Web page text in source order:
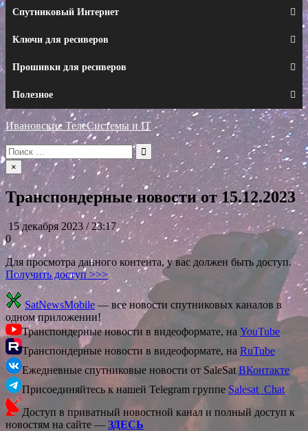
Спутниковый Интернет
Ключи для ресиверов
Прошивки для ресиверов
Полезное
Ивановские ТелеСистемы и IT
Искать:
×
Транспондерные новости от 15.12.2023
15 декабря 2023 / 23:17
0
Для просмотра данного контента, у вас должен быть доступ.
Получить доступ >>>
SatNewsMobile— все новости спутниковых каналов в
одном приложении!
Транспондерные новости в видеоформате, на YouTube
Транспондерные новости в видеоформате, на RuTube
Ежедневные спутниковые новости от SaleSatВКонтакте
Присоединяйтесь к нашей Telegram группе Salesat_Chat
Доступ в приватный новостной канал и полный доступ к
новостям на сайте — ЗДЕСЬ